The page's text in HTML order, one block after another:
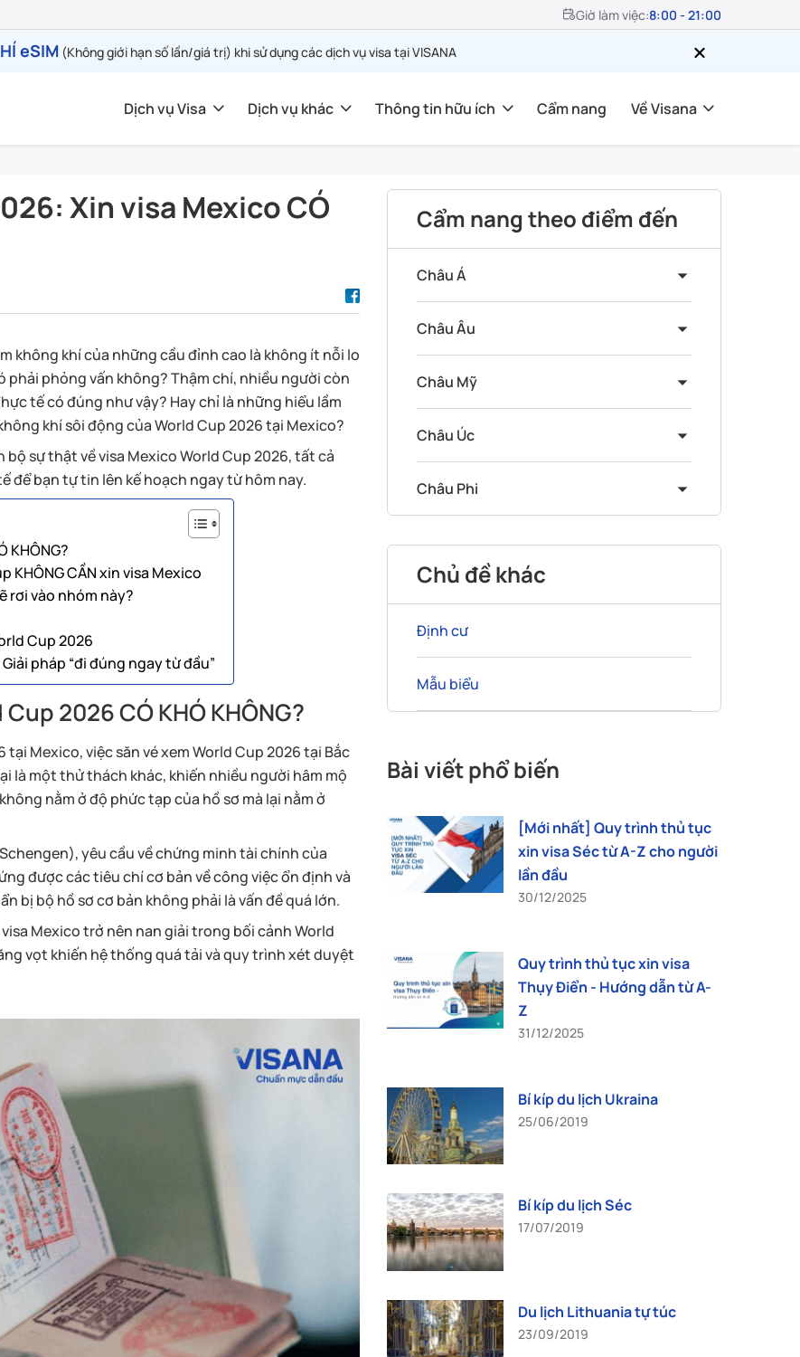
Giờ làm việc:8:00 - 21:00
eSIM (Không giới hạn số lần/giá trị) khi sử dụng các dịch vụ visa tại VISANA
Dịch vụ Visa Dịch vụ khác Thông tin hữu ích Cẩm nang Về Visana
Xin visa Mexico CÓ
không khí của những cầu đỉnh cao là không ít nỗi lo
phỏng vấn không? Thậm chí, nhiều người còn
tế có đúng như vậy? Hay chỉ là những hiểu lầm
khí sôi động của World Cup 2026 tại Mexico?
bộ sự thật về visa Mexico World Cup 2026, tất cả
để bạn tự tin lên kế hoạch ngay từ hôm nay.
KHÔNG?
KHÔNG CẦN xin visa Mexico
rơi vào nhóm này?
Cup 2026
pháp “đi đúng ngay từ đầu”
2026 CÓ KHÓ KHÔNG?
Mexico, việc săn vé xem World Cup 2026 tại Bắc
là một thử thách khác, khiến nhiều người hâm mộ
không nằm ở độ phức tạp của hồ sơ mà lại nằm ở
yêu cầu về chứng minh tài chính của
được các tiêu chí cơ bản về công việc ổn định và
bị bộ hồ sơ cơ bản không phải là vấn đề quá lớn.
Mexico trở nên nan giải trong bối cảnh World
vọt khiến hệ thống quá tải và quy trình xét duyệt
Cẩm nang theo điểm đến
Châu Á
Châu Âu
Châu Mỹ
Châu Úc
Châu Phi
Chủ đề khác
Định cư
Mẫu biểu
Bài viết phổ biến
[Mới nhất] Quy trình thủ tục
xin visa Séc từ A-Z cho người
lần đầu
30/12/2025
Quy trình thủ tục xin visa
Thụy Điển - Hướng dẫn từ A-
Z
31/12/2025
Bí kíp du lịch Ukraina
25/06/2019
Bí kíp du lịch Séc
17/07/2019
Du lịch Lithuania tự túc
23/09/2019